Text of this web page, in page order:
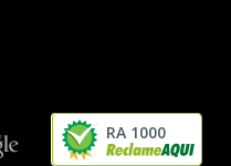
RA 1000